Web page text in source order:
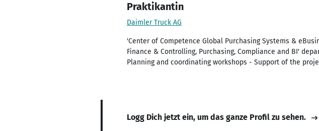
Praktikantin
Daimler Truck AG
'Center of Competence Global Purchasing Systems &
Finance & Controlling, Purchasing, Compliance and BI'
Planning and coordinating workshops - Support of the
Logg Dich jetzt ein, um das ganze Profil zu sehen.